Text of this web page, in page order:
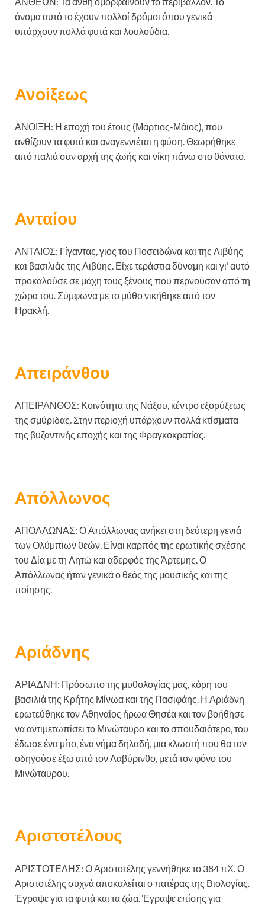
όνομα αυτό το έχουν πολλοί δρόμοι όπου γενικά
υπάρχουν πολλά φυτά και λουλούδια.
Ανοίξεως
ΑΝΟΙΞΗ: Η εποχή του έτους (Μάρτιος-Μάιος), που
ανθίζουν τα φυτά και αναγεννιέται η φύση. Θεωρήθηκε
από παλιά σαν αρχή της ζωής και νίκη πάνω στο θάνατο.
Ανταίου
ΑΝΤΑΙΟΣ: Γίγαντας, γιος του Ποσειδώνα και της Λιβύης
και βασιλιάς της Λιβύης. Είχε τεράστια δύναμη και γι’ αυτό
προκαλούσε σε μάχη τους ξένους που περνούσαν από τη
χώρα του. Σύμφωνα με το μύθο νικήθηκε από τον
Ηρακλή.
Απειράνθου
ΑΠΕΙΡΑΝΘΟΣ: Κοινότητα της Νάξου, κέντρο εξορύξεως
της σμύριδας. Στην περιοχή υπάρχουν πολλά κτίσματα
της βυζαντινής εποχής και της Φραγκοκρατίας.
Απόλλωνος
ΑΠΟΛΛΩΝΑΣ: Ο Απόλλωνας ανήκει στη δεύτερη γενιά
των Ολύμπιων θεών. Είναι καρπός της ερωτικής σχέσης
του Δία με τη Λητώ και αδερφός της Άρτεμης. Ο
Απόλλωνας ήταν γενικά ο θεός της μουσικής και της
ποίησης.
Αριάδνης
ΑΡΙΑΔΝΗ: Πρόσωπο της μυθολογίας μας, κόρη του
βασιλιά της Κρήτης Μίνωα και της Πασιφάης. Η Αριάδνη
ερωτεύθηκε τον Αθηναίος ήρωα Θησέα και τον βοήθησε
να αντιμετωπίσει το Μινώταυρο και το σπουδαιότερο, του
έδωσε ένα μίτο, ένα νήμα δηλαδή, μια κλωστή που θα τον
οδηγούσε έξω από τον Λαβύρινθο, μετά τον φόνο του
Μινώταυρου.
Αριστοτέλους
ΑΡΙΣΤΟΤΕΛΗΣ: Ο Αριστοτέλης γεννήθηκε το 384 πΧ. Ο
Αριστοτέλης συχνά αποκαλείται ο πατέρας της Βιολογίας.
Έγραψε για τα φυτά και τα ζώα. Έγραψε επίσης για